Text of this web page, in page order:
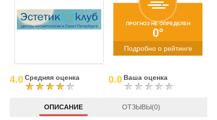
ПРОГНОЗ НЕ ОПРЕДЕЛЕН
0°
Подробно о рейтинге
4.0Средняя оценка 0.0 Ваша оценка
ОПИСАНИЕ ОТЗЫВЫ(0)